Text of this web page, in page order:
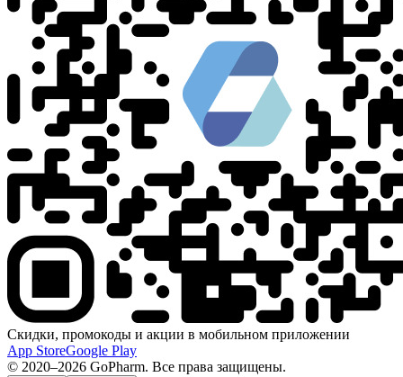
Скидки, промокоды и акции в мобильном приложении
App StoreGoogle Play
© 2020–2026 GoPharm. Все права защищены.